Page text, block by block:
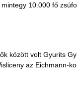
10.000 fő
között volt Gyurits
az Eichmann-